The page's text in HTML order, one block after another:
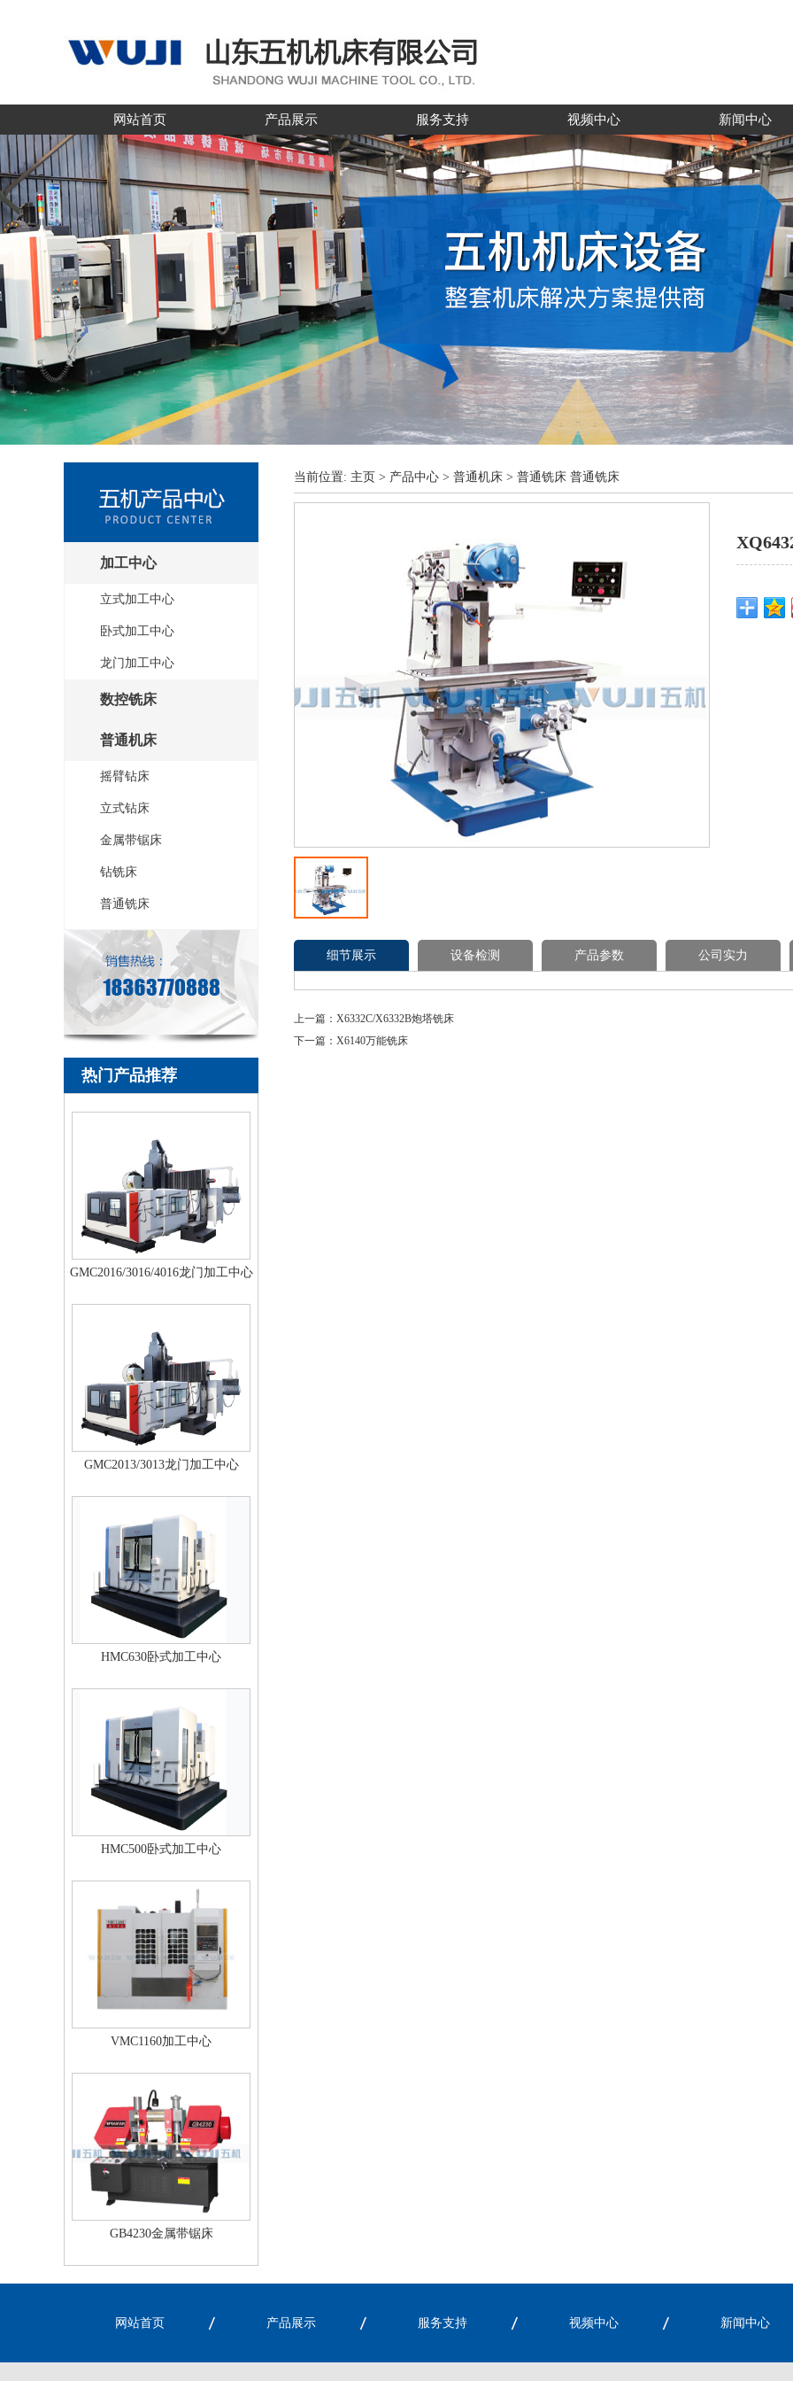
网站首页 产品展示 服务支持 视频中心 新闻中心
加工中心
立式加工中心
卧式加工中心
龙门加工中心
数控铣床
普通机床
摇臂钻床
立式钻床
金属带锯床
钻铣床
普通铣床
热门产品推荐
GMC2016/3016/4016龙门加工中心
GMC2013/3013龙门加工中心
HMC630卧式加工中心
HMC500卧式加工中心
VMC1160加工中心
GB4230金属带锯床
当前位置: 主页 > 产品中心 > 普通机床 > 普通铣床 普通铣床
细节展示 设备检测 产品参数 公司实力
上一篇：X6332C/X6332B炮塔铣床
下一篇：X6140万能铣床
网站首页 产品展示 服务支持 视频中心 新闻中心